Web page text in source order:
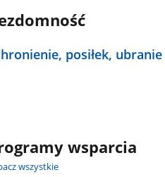
posiłek, ubranie
wsparcia
wszystkie